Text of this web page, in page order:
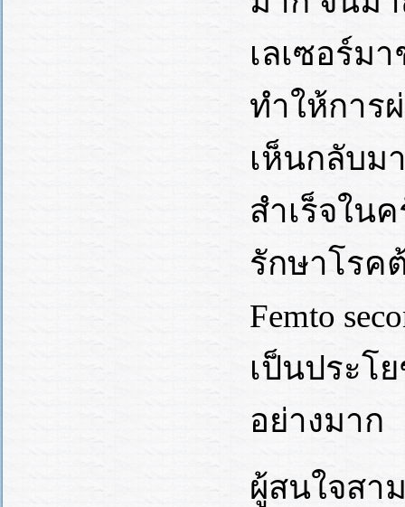
เลเซอร์ม
ทำให้การ
เห็นกลับม
สำเร็จใน
รักษาโรค
Femto
เป็นประโ
อย่างมาก
ผู้สนใจสา